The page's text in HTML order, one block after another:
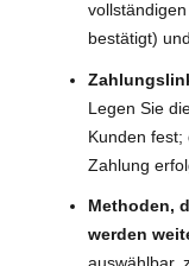
bestätigt)
Legen Sie
Kunden
Zahlung
Methoden,
werden